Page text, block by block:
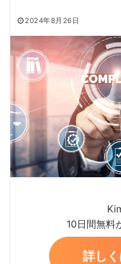
2024年8月26日
10日間無料
詳し